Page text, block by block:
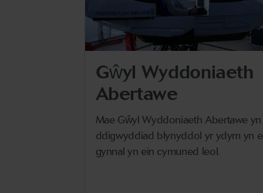
Gŵyl Wyddoniaeth
Abertawe
Mae Gŵyl Wyddoniaeth Abertawe yn
ddigwyddiad blynyddol yr ydym yn
gynnal yn ein cymuned leol.